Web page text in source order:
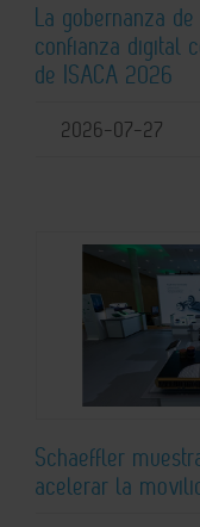
La gobernanza
confianza digital
de ISACA 2026
2026-07-27
Schaeffler
acelerar la